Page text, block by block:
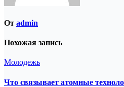
От admin
Похожая запись
Молодежь
Что связывает атомные